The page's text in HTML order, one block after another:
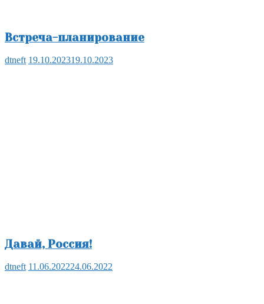
Встреча-планирование
dtneft 19.10.202319.10.2023
Давай, Россия!
dtneft 11.06.202224.06.2022